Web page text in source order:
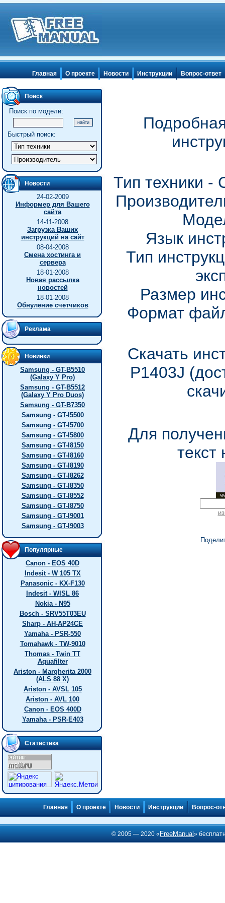
Главная О проекте Новости Инструкции Вопрос-ответ
Поиск
Поиск по модели:
Быстрый поиск:
Новости
24-02-2009
Информер для Вашего
сайта
14-11-2008
Загрузка Ваших
инструкций на сайт
08-04-2008
Смена хостинга и
сервера
18-01-2008
Новая рассылка
новостей
18-01-2008
Обнуление счетчиков
Реклама
Новинки
Samsung - GT-B5510
(Galaxy Y Pro)
Samsung - GT-B5512
(Galaxy Y Pro Duos)
Samsung - GT-B7350
Samsung - GT-I5500
Samsung - GT-I5700
Samsung - GT-I5800
Samsung - GT-I8150
Samsung - GT-I8160
Samsung - GT-I8190
Samsung - GT-I8262
Samsung - GT-I8350
Samsung - GT-I8552
Samsung - GT-I8750
Samsung - GT-I9001
Samsung - GT-I9003
Популярные
Canon - EOS 40D
Indesit - W 105 TX
Panasonic - KX-F130
Indesit - WISL 86
Nokia - N95
Bosch - SRV55T03EU
Sharp - AH-AP24CE
Yamaha - PSR-550
Tomahawk - TW-9010
Thomas - Twin TT
Aquafilter
Ariston - Margherita 2000
(ALS 88 X)
Ariston - AVSL 105
Ariston - AVL 100
Canon - EOS 400D
Yamaha - PSR-E403
Статистика
Тип техники
Язык
Тип
Размер
Формат
Скачать
P1403J
Для
текст
Главная О проекте Новости Инструкции Вопрос-
© 2005 — 2020 « FreeManual»